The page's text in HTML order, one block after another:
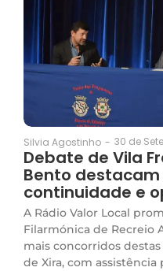
Silvia Agostinho - 30 de
Debate de Vila
Bento
continuidade e
A Rádio Valor Local
Filarmónica de Recreio
mais concorridos
de Xira, com assistência